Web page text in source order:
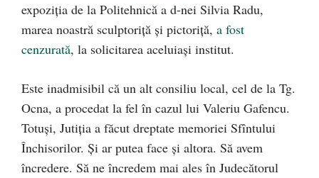
expoziţia de la Politehnică a d-nei Silvia Radu,
marea noastră sculptoriţă şi pictoriţă, a fost
cenzurată, la solicitarea aceluiaşi institut.
Este inadmisibil că un alt consiliu local, cel de la Tg.
Ocna, a procedat la fel în cazul lui Valeriu Gafencu.
Totuşi, Jutiţia a făcut dreptate memoriei Sfîntului
Închisorilor. Şi ar putea face şi altora. Să avem
încredere. Să ne încredem mai ales în Judecătorul